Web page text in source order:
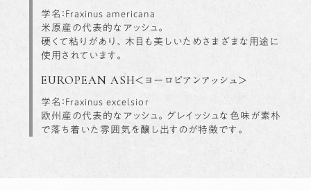
学名：Fraxinus americana
米原産の代表的なアッシュ。
硬くて粘りがあり、木目も美しいためさまざまな用途に
使用されています。
EUROPEAN ASH<ヨーロピアンアッシュ>
学名：Fraxinus excelsior
欧州産の代表的なアッシュ。グレイッシュな色味が素朴
で落ち着いた雰囲気を醸し出すのが特徴です。